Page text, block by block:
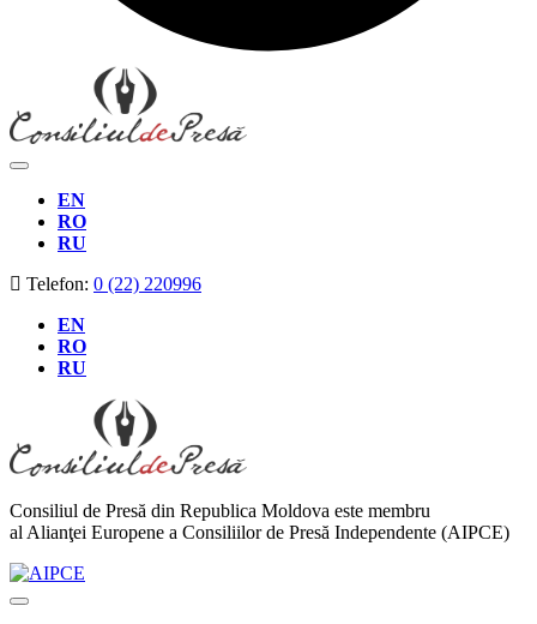
EN
RO
RU
Telefon: 0 (22) 220996
EN
RO
RU
Consiliul de Presă din Republica Moldova este membru
al Alianţei Europene a Consiliilor de Presă Independente (AIPCE)